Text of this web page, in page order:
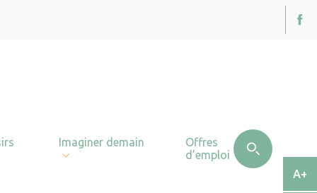
Imaginer demain
Offres
d’emploi
A+